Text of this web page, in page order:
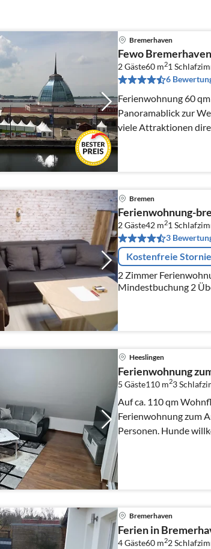
Bremerhaven
Fewo
2 Gäste60 m21
6
Ferienwohnung 60
Panoramablick zur
viele Attraktionen
Schwimmbad und
Bremen
Ferienwohnung-
2 Gäste42 m21
3
Kostenfreie
2 Zimmer Ferienwohnung (
Mindestbuchung 2
Heeslingen
Ferienwohnung
5 Gäste110 m23
Auf ca. 110 qm
Ferienwohnung zum
Personen. Hunde
Bremerhaven
Ferien in
4 Gäste60 m22